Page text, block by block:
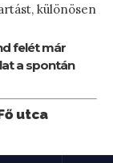
különösen
felét már
a spontán
utca